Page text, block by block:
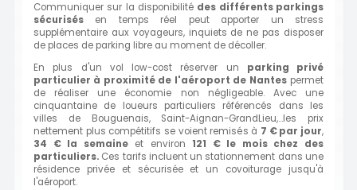
Communiquer sur la disponibilité des différents parkings
sécurisés en temps réel peut apporter un stress
supplémentaire aux voyageurs, inquiets de ne pas disposer
de places de parking libre au moment de décoller.
En plus d'un vol low-cost réserver un parking privé
particulier à proximité de l'aéroport de Nantespermet
de réaliser une économie non négligeable. Avec une
cinquantaine de loueurs particuliers référencés dans les
villes de Bouguenais, Saint-Aignan-GrandLieu,...les prix
nettement plus compétitifs se voient remisés à 7 € par jour,
34 € la semaineet environ121 € le mois chez des
particuliers. Ces tarifs incluent un stationnement dans une
résidence privée et sécurisée et un covoiturage jusqu'à
l'aéroport.